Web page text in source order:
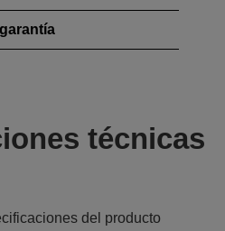
técnicas
del producto